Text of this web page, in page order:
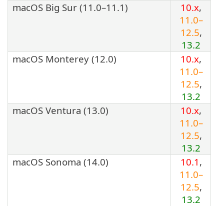
macOS Big Sur (11.0–11.1)
10.x,
11.0–
12.5,
13.2
macOS Monterey (12.0)
10.x,
11.0–
12.5,
13.2
macOS Ventura (13.0)
10.x,
11.0–
12.5,
13.2
macOS Sonoma (14.0)
10.1 ,
11.0–
12.5,
13.2